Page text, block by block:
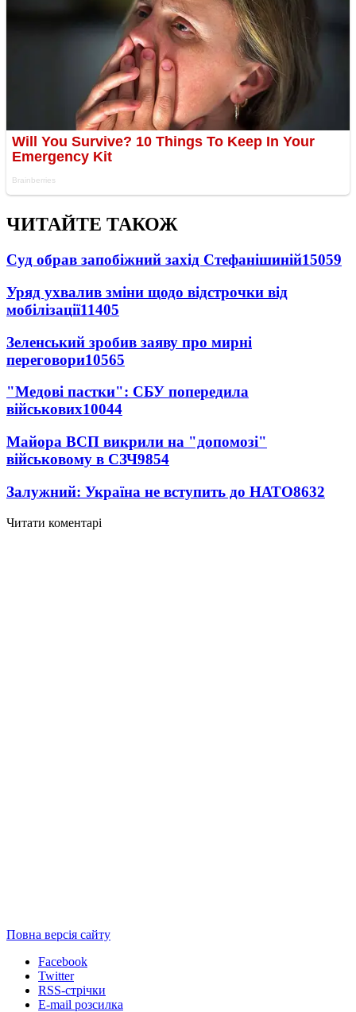
ЧИТАЙТЕ ТАКОЖ
Суд обрав запобіжний захід Стефанішиній15059
Уряд ухвалив зміни щодо відстрочки від
мобілізації11405
Зеленський зробив заяву про мирні
переговори10565
"Медові пастки": СБУ попередила
військових10044
Майора ВСП викрили на "допомозі"
військовому в СЗЧ9854
Залужний: Україна не вступить до НАТО8632
Читати коментарі
Повна версія сайту
Facebook
Twitter
RSS-стрічки
E-mail розсилка